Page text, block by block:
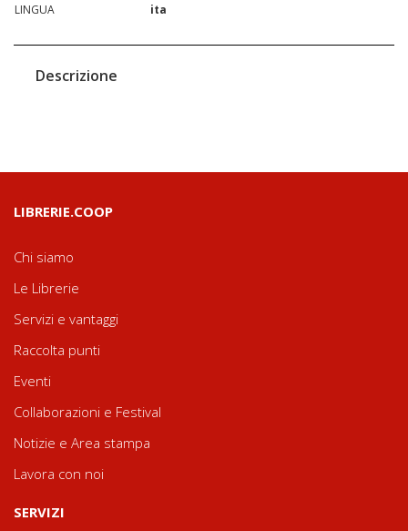
LINGUA
ita
Descrizione
LIBRERIE.COOP
Chi siamo
Le Librerie
Servizi e vantaggi
Raccolta punti
Eventi
Collaborazioni e Festival
Notizie e Area stampa
Lavora con noi
SERVIZI